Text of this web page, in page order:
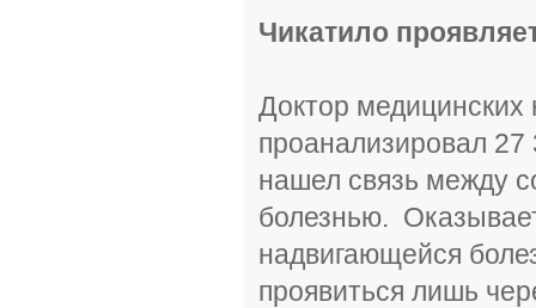
Чикатило
Доктор медицинских
проанализировал
нашел связь между
болезнью.
надвигающейся
проявиться лишь